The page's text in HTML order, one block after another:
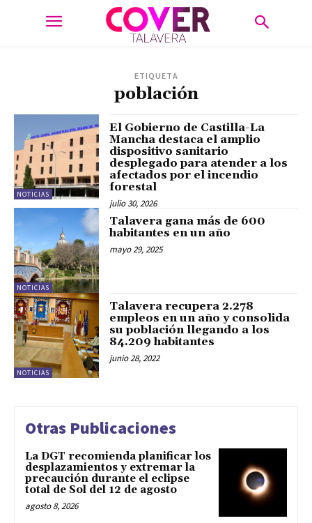
ETIQUETA
población
NOTICIAS
El Gobierno de Castilla-La
Mancha destaca el amplio
dispositivo sanitario
desplegado para atender a los
afectados por el incendio
forestal
julio 30, 2026
NOTICIAS
Talavera gana más de 600
habitantes en un año
mayo 29, 2025
NOTICIAS
Talavera recupera 2.278
empleos en un año y consolida
su población llegando a los
84.209 habitantes
junio 28, 2022
Otras Publicaciones
La DGT recomienda planificar los
desplazamientos y extremar la
precaución durante el eclipse
total de Sol del 12 de agosto
agosto 8, 2026